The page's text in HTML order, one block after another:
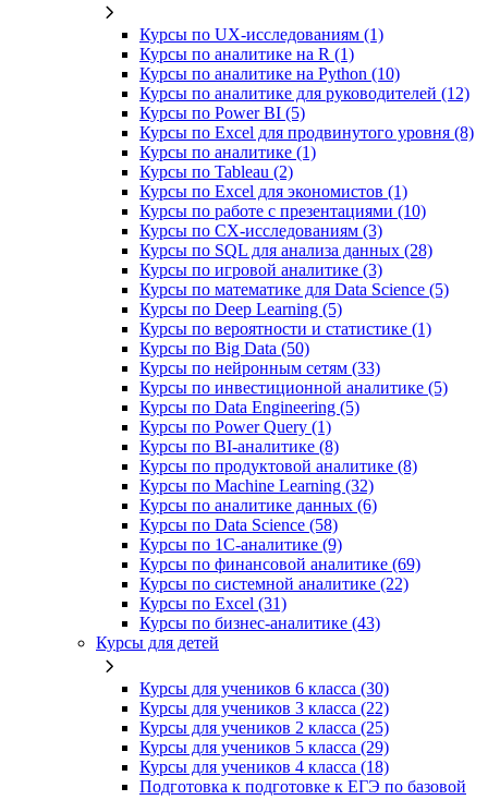
Курсы по UX‑исследованиям (1)
Курсы по аналитике на R (1)
Курсы по аналитике на Python (10)
Курсы по аналитике для руководителей (12)
Курсы по Power BI (5)
Курсы по Excel для продвинутого уровня (8)
Курсы по аналитике (1)
Курсы по Tableau (2)
Курсы по Excel для экономистов (1)
Курсы по работе с презентациями (10)
Курсы по CX-исследованиям (3)
Курсы по SQL для анализа данных (28)
Курсы по игровой аналитике (3)
Курсы по математике для Data Science (5)
Курсы по Deep Learning (5)
Курсы по вероятности и статистике (1)
Курсы по Big Data (50)
Курсы по нейронным сетям (33)
Курсы по инвестиционной аналитике (5)
Курсы по Data Engineering (5)
Курсы по Power Query (1)
Курсы по BI‑аналитике (8)
Курсы по продуктовой аналитике (8)
Курсы по Machine Learning (32)
Курсы по аналитике данных (6)
Курсы по Data Science (58)
Курсы по 1С‑аналитике (9)
Курсы по финансовой аналитике (69)
Курсы по системной аналитике (22)
Курсы по Excel (31)
Курсы по бизнес‑аналитике (43)
Курсы для детей
Курсы для учеников 6 класса (30)
Курсы для учеников 3 класса (22)
Курсы для учеников 2 класса (25)
Курсы для учеников 5 класса (29)
Курсы для учеников 4 класса (18)
Подготовка к подготовке к ЕГЭ по базовой